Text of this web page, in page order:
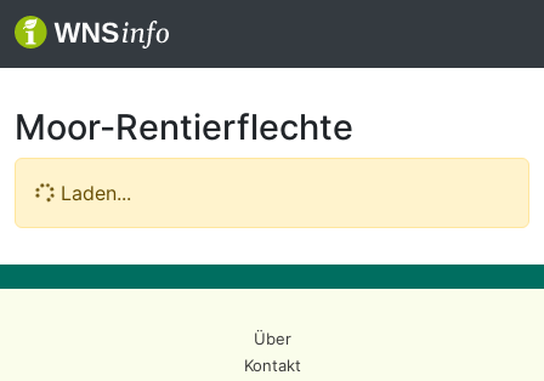
Moor-Rentierflechte
Laden...
Über
Kontakt